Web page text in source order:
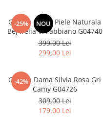
-25% NOU
Geanta Dama Piele Naturala
Bej Irelia V. Fabbiano G04740
399,00 Lei
299,00 Lei
-42%
Geanta Dama Silvia Rosa Gri
Camy G04726
309,00 Lei
179,00 Lei